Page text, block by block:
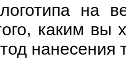
на
каким вы
нанесения